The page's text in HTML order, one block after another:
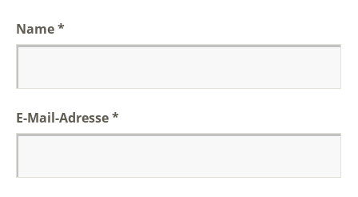
Name*
E-Mail-Adresse*